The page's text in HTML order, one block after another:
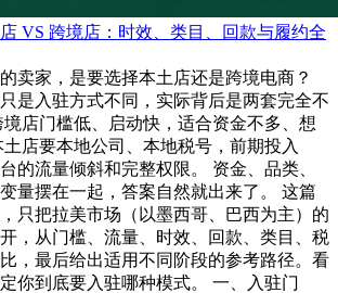
VS 跨境店：时效、类目、回款与履约全
卖家，是要选择本土店还是跨境电商？
是入驻方式不同，实际背后是两套完全不
店门槛低、启动快，适合资金不多、想
店要本地公司、本地税号，前期投入
的流量倾斜和完整权限。 资金、品类、
量摆在一起，答案自然就出来了。 这篇
只把拉美市场（以墨西哥、巴西为主）的
，从门槛、流量、时效、回款、类目、税
，最后给出适用不同阶段的参考路径。看
你到底要入驻哪种模式。 一、入驻门